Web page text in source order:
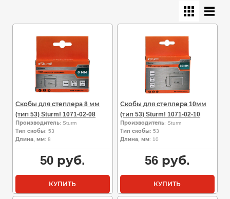
Скобы для степлера 8 мм
(тип 53) Sturm! 1071-02-08
Производитель: Sturm
Тип скобы: 53
Длина, мм: 8
50руб.
КУПИТЬ
Скобы для степлера 10мм
(тип 53) Sturm! 1071-02-10
Производитель: Sturm
Тип скобы: 53
Длина, мм: 10
56руб.
КУПИТЬ